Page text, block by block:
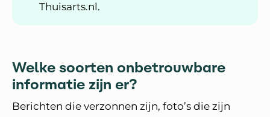
Thuisarts.nl.
Welke soorten onbetrouwbare
informatie zijn er?
Berichten die verzonnen zijn, foto’s die zijn